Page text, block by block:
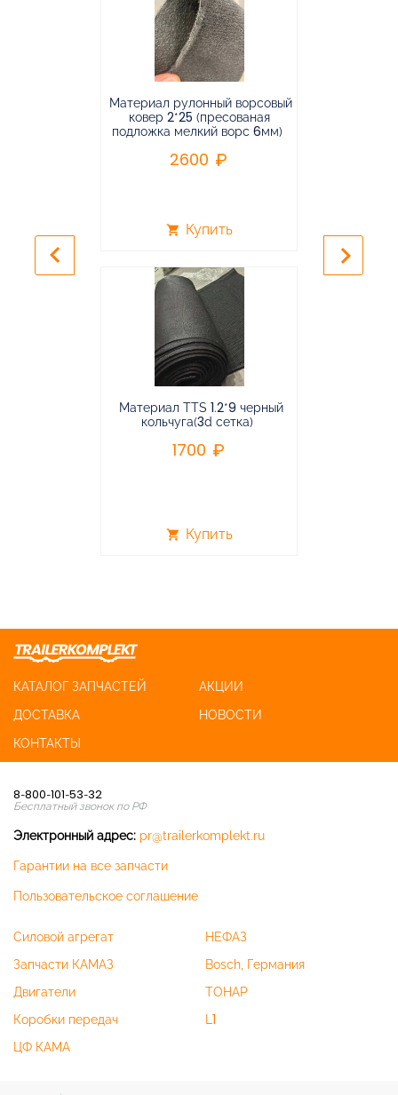
Материал рулонный ворсовый
ковер 2*25 (пресованая
подложка мелкий ворс 6мм)
2600
shopping_cart Купить
Материал TTS 1.2*9 черный
кольчуга(3d сетка)
1700
shopping_cart Купить
keyboard_arrow_left keyboard_arrow_right
КАТАЛОГ ЗАПЧАСТЕЙ
АКЦИИ
ДОСТАВКА
НОВОСТИ
КОНТАКТЫ
8-800-101-53-32
Бесплатный звонок по РФ
Электронный адрес: pr@trailerkomplekt.ru
Гарантии на все запчасти
Пользовательское соглашение
Силовой агрегат
Запчасти КАМАЗ
Двигатели
Коробки передач
ЦФ КАМА
НЕФАЗ
Bosch, Германия
ТОНАР
L1